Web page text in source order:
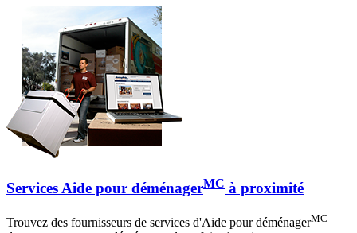
Services Aide pour déménagerMC à proximité
Trouvez des fournisseurs de services d'Aide pour déménagerMC